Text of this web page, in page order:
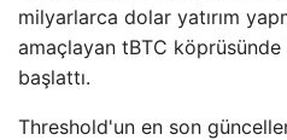
milyarlarca dolar yatırım
amaçlayan tBTC
başlattı.
Threshold'un en son